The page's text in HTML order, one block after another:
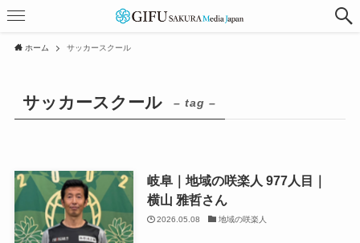
ホーム サッカースクール
サッカースクール – tag –
岐阜｜地域の咲楽人 977人目｜
横山 雅哲さん
2026.05.08 地域の咲楽人